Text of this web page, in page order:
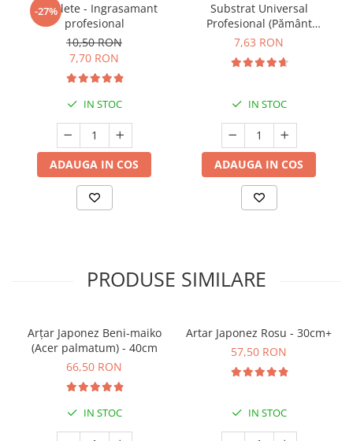
-27%
5 Tablete - Ingrasamant
profesional
10,50 RON
7,70 RON
IN STOC
ADAUGA IN COS
Substrat Universal
Profesional (Pământ
Premium) - 5 L
7,63 RON
IN STOC
ADAUGA IN COS
PRODUSE SIMILARE
Arțar Japonez Beni-maiko
(Acer palmatum) - 40cm
66,50 RON
IN STOC
Artar Japonez Rosu - 30cm+
57,50 RON
IN STOC